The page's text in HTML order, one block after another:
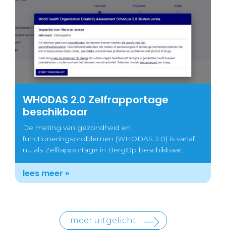
WHODAS 2.0 Zelfrapportage
beschikbaar
De meting van gezondheid en
functioneringsproblemen (WHODAS 2.0) is vanaf
nu als Zelfrapportage in BergOp beschikbaar.
lees meer »
meer uitgelicht